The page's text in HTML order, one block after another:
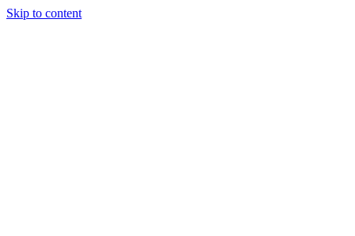
Skip to content